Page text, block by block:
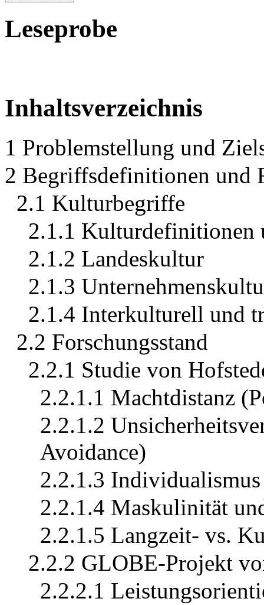
Leseprobe
Inhaltsverzeichnis
1 Problemstellung und
2 Begriffsdefinitionen und
2.1 Kulturbegriffe
2.1.1 Kulturdefinitionen
2.1.2 Landeskultur
2.1.3
2.1.4 Interkulturell und
2.2 Forschungsstand
2.2.1 Studie von
2.2.1.1 Machtdistanz
2.2.1.2
Avoidance)
2.2.1.3
2.2.1.4 Maskulinität
2.2.1.5 Langzeit- vs.
2.2.2 GLOBE-Projekt
2.2.2.1